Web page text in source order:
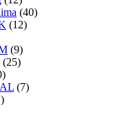
(40)
(12)
(9)
(25)
(7)